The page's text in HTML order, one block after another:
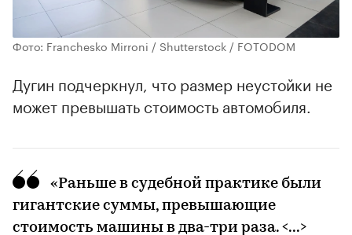
Фото: Franchesko Mirroni / Shutterstock / FOTODOM
Дугин подчеркнул, что размер неустойки не
может превышать стоимость автомобиля.
«Раньше в судебной практике были
гигантские суммы, превышающие
стоимость машины в два-три раза. <...>